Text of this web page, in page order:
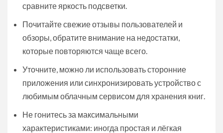
сравните яркость подсветки.
Почитайте свежие отзывы пользователей и
обзоры, обратите внимание на недостатки,
которые повторяются чаще всего.
Уточните, можно ли использовать сторонние
приложения или синхронизировать устройство с
любимым облачным сервисом для хранения книг.
Не гонитесь за максимальными
характеристиками: иногда простая и лёгкая